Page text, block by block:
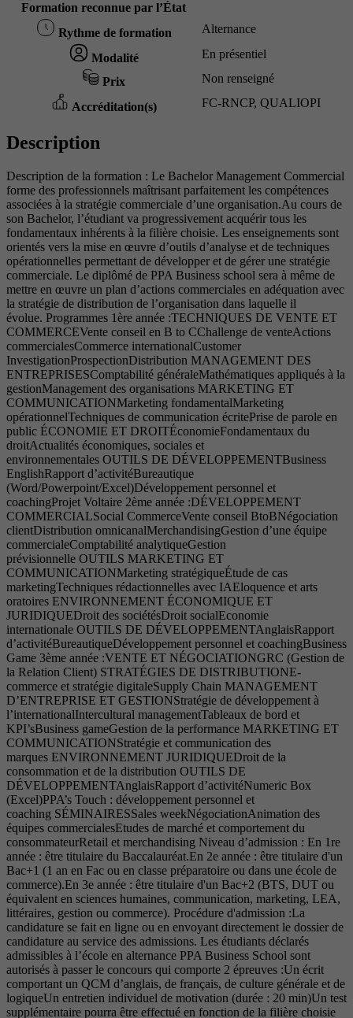
Formation reconnue par l’État
Rythme de formation Alternance
Modalité En présentiel
Prix Non renseigné
Accréditation(s) FC-RNCP, QUALIOPI
Description
Description de la formation : Le Bachelor Management Commercial
forme des professionnels maîtrisant parfaitement les compétences
associées à la stratégie commerciale d’une organisation.Au cours de
son Bachelor, l’étudiant va progressivement acquérir tous les
fondamentaux inhérents à la filière choisie. Les enseignements sont
orientés vers la mise en œuvre d’outils d’analyse et de techniques
opérationnelles permettant de développer et de gérer une stratégie
commerciale. Le diplômé de PPA Business school sera à même de
mettre en œuvre un plan d’actions commerciales en adéquation avec
la stratégie de distribution de l’organisation dans laquelle il
évolue. Programmes 1ère année :TECHNIQUES DE VENTE ET
COMMERCEVente conseil en B to CChallenge de venteActions
commercialesCommerce internationalCustomer
InvestigationProspectionDistribution MANAGEMENT DES
ENTREPRISESComptabilité généraleMathématiques appliqués à la
gestionManagement des organisations MARKETING ET
COMMUNICATIONMarketing fondamentalMarketing
opérationnelTechniques de communication écritePrise de parole en
public ÉCONOMIE ET DROITÉconomieFondamentaux du
droitActualités économiques, sociales et
environnementales OUTILS DE DÉVELOPPEMENTBusiness
EnglishRapport d’activitéBureautique
(Word/Powerpoint/Excel)Développement personnel et
coachingProjet Voltaire 2ème année :DÉVELOPPEMENT
COMMERCIALSocial CommerceVente conseil BtoBNégociation
clientDistribution omnicanalMerchandisingGestion d’une équipe
commercialeComptabilité analytiqueGestion
prévisionnelle OUTILS MARKETING ET
COMMUNICATIONMarketing stratégiqueÉtude de cas
marketingTechniques rédactionnelles avec IAEloquence et arts
oratoires ENVIRONNEMENT ÉCONOMIQUE ET
JURIDIQUEDroit des sociétésDroit socialEconomie
internationale OUTILS DE DÉVELOPPEMENTAnglaisRapport
d’activitéBureautiqueDéveloppement personnel et coachingBusiness
Game 3ème année :VENTE ET NÉGOCIATIONGRC (Gestion de
la Relation Client) STRATÉGIES DE DISTRIBUTIONE-
commerce et stratégie digitaleSupply Chain MANAGEMENT
D’ENTREPRISE ET GESTIONStratégie de développement à
l’internationalIntercultural managementTableaux de bord et
KPI’sBusiness gameGestion de la performance MARKETING ET
COMMUNICATIONStratégie et communication des
marques ENVIRONNEMENT JURIDIQUEDroit de la
consommation et de la distribution OUTILS DE
DÉVELOPPEMENTAnglaisRapport d’activitéNumeric Box
(Excel)PPA’s Touch : développement personnel et
coaching SÉMINAIRESSales weekNégociationAnimation des
équipes commercialesEtudes de marché et comportement du
consommateurRetail et merchandising Niveau d’admission : En 1re
année : être titulaire du Baccalauréat.En 2e année : être titulaire d'un
Bac+1 (1 an en Fac ou en classe préparatoire ou dans une école de
commerce).En 3e année : être titulaire d'un Bac+2 (BTS, DUT ou
équivalent en sciences humaines, communication, marketing, LEA,
littéraires, gestion ou commerce). Procédure d'admission :La
candidature se fait en ligne ou en envoyant directement le dossier de
candidature au service des admissions. Les étudiants déclarés
admissibles à l’école en alternance PPA Business School sont
autorisés à passer le concours qui comporte 2 épreuves :Un écrit
comportant un QCM d’anglais, de français, de culture générale et de
logiqueUn entretien individuel de motivation (durée : 20 min)Un test
supplémentaire pourra être effectué en fonction de la filière choisie